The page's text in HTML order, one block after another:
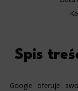
Spis
Google oferuje